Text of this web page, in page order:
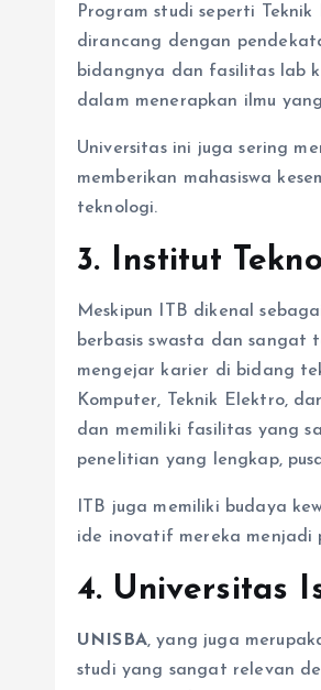
Program studi seperti
dirancang dengan
bidangnya dan fasilitas lab
dalam menerapkan ilmu
Universitas ini juga sering
memberikan mahasiswa
teknologi.
3. Institut
Meskipun ITB dikenal
berbasis swasta dan
mengejar karier di bidang
Komputer, Teknik Elektro,
dan memiliki fasilitas yang
penelitian yang lengkap,
ITB juga memiliki budaya
ide inovatif mereka menjadi
4. Universitas
UNISBA, yang juga
studi yang sangat relevan